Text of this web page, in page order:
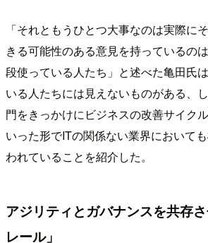
「それともうひとつ大事なのは実際に
きる可能性のある意見を持っているの
段使っている人たち」と述べた亀田氏
いる人たちには見えないものがある、
門をきっかけにビジネスの改善サイク
いった形でITの関係ない業界において
われていることを紹介した。
アジリティとガバナンスを共存
レール」